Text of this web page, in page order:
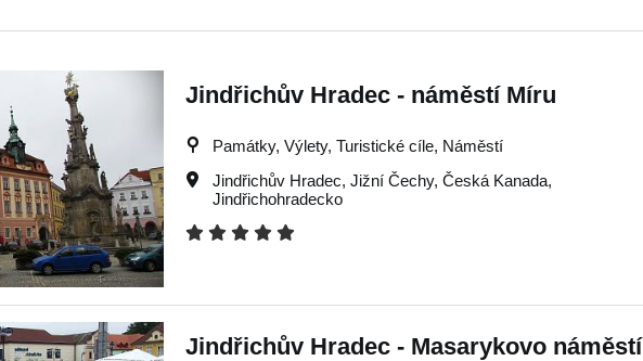
Jindřichův Hradec - náměstí Míru
Památky, Výlety, Turistické cíle, Náměstí
Jindřichův Hradec, Jižní Čechy, Česká Kanada,
Jindřichohradecko
Jindřichův Hradec - Masarykovo náměstí